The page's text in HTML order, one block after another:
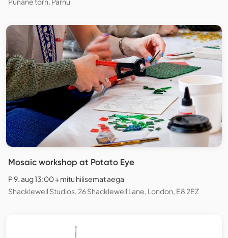
Mosaic workshop at Potato Eye
P 9. aug 13:00 + mitu hilisemat aega
Shacklewell Studios, 26 Shacklewell Lane, London, E8 2EZ